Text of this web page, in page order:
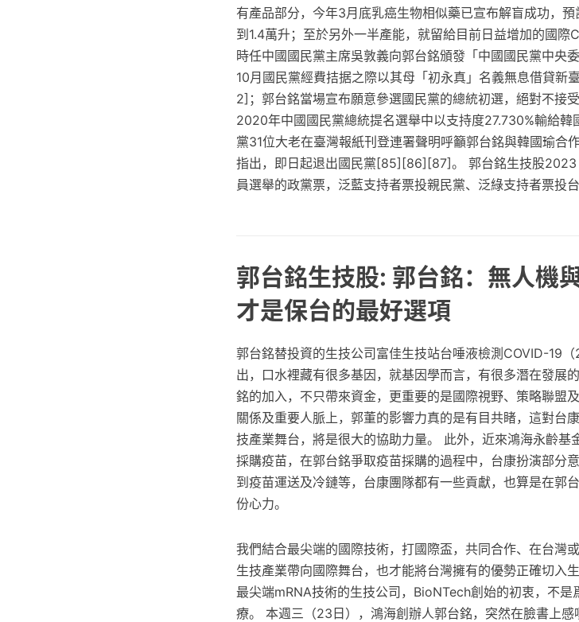
有產品部分，今年3月底乳癌生物相似藥已宣布解盲成功，
到1.4萬升；至於另外一半產能，就留給目前日益增加的國際
時任中國國民黨主席吳敦義向郭台銘頒發「中國國民黨中央
10月國民黨經費拮据之際以其母「初永真」名義無息借貸
2]；郭台銘當場宣布願意參選國民黨的總統初選，絕對不接
2020年中國國民黨總統提名選舉中以支持度27.730%輸給
黨31位大老在臺灣報紙刊登連署聲明呼籲郭台銘與韓國瑜
指出，即日起退出國民黨[85][86][87]。 郭台銘生技股2023
員選舉的政黨票，泛藍支持者票投親民黨、泛綠支持者票投
郭台銘生技股: 郭台銘：無人機
才是保台的最好選項
郭台銘替投資的生技公司富佳生技站台唾液檢測COVID-19
出，口水裡藏有很多基因，就基因學而言，有很多潛在發展
銘的加入，不只帶來資金，更重要的是國際視野、策略聯盟
關係及重要人脈上，郭董的影響力真的是有目共睹，這對台
技產業舞台，將是很大的協助力量。 此外，近來鴻海永齡基
採購疫苗，在郭台銘爭取疫苗採購的過程中，台康扮演部分
到疫苗運送及冷鏈等，台康團隊都有一些貢獻，也算是在郭
份心力。
我們結合最尖端的國際技術，打國際盃，共同合作、在台灣
生技產業帶向國際舞台，也才能將台灣擁有的優勢正確切入
最尖端mRNA技術的生技公司，BioNTech創始的初衷，不
療。 本週三（23日），鴻海創辦人郭台銘，突然在臉書上